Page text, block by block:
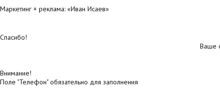
Маркетинг + реклама: «Иван Исаев»
Спасибо!
Ваше
Внимание!
Поле "Телефон" обязательно для заполнения